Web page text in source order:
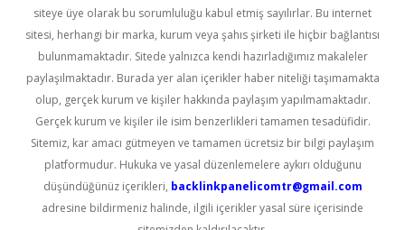
siteye üye olarak bu sorumluluğu kabul etmiş sayılırlar. Bu internet
sitesi, herhangi bir marka, kurum veya şahıs şirketi ile hiçbir bağlantısı
bulunmamaktadır. Sitede yalnızca kendi hazırladığımız makaleler
paylaşılmaktadır. Burada yer alan içerikler haber niteliği taşımamakta
olup, gerçek kurum ve kişiler hakkında paylaşım yapılmamaktadır.
Gerçek kurum ve kişiler ile isim benzerlikleri tamamen tesadüfidir.
Sitemiz, kar amacı gütmeyen ve tamamen ücretsiz bir bilgi paylaşım
platformudur. Hukuka ve yasal düzenlemelere aykırı olduğunu
düşündüğünüz içerikleri, backlinkpanelicomtr@gmail.com
adresine bildirmeniz halinde, ilgili içerikler yasal süre içerisinde